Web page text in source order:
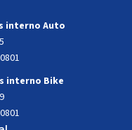
interno Auto
interno Bike